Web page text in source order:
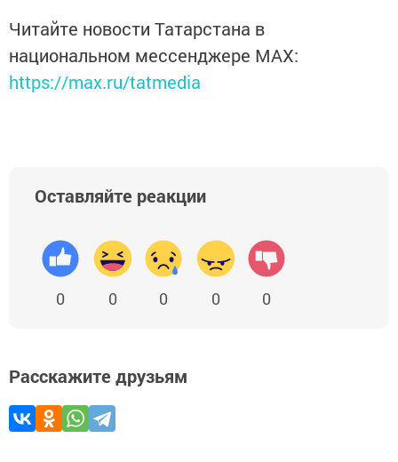
Читайте новости Татарстана в
национальном мессенджере MАХ:
https://max.ru/tatmedia
Оставляйте реакции
0 0 0 0 0
Расскажите друзьям